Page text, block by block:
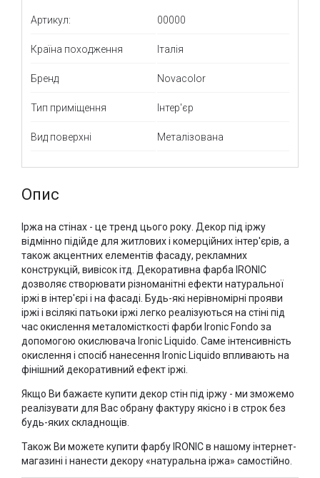
Артикул: 00000
Країна походження Італія
Бренд Novacolor
Тип приміщення Інтер'єр
Вид поверхні Металізована
Опис
Іржа на стінах - це тренд цього року. Декор під іржу
відмінно підійде для житлових і комерційних інтер'єрів, а
також акцентних елементів фасаду, рекламних
конструкцій, вивісок ітд. Декоративна фарба IRONIC
дозволяє створювати різноманітні ефекти натуральної
іржі в інтер'єрі і на фасаді. Будь-які нерівномірні прояви
іржі і всілякі патьоки іржі легко реалізуються на стіні під
час окислення металомісткості фарби Ironic Fondo за
допомогою окислювача Ironic Liquido. Саме інтенсивність
окислення і спосіб нанесення Ironic Liquido впливають на
фінішний декоративний ефект іржі.
Якщо Ви бажаєте купити декор стін під іржу - ми зможемо
реалізувати для Вас обрану фактуру якісно і в строк без
будь-яких складнощів.
Також Ви можете купити фарбу IRONIC в нашому інтернет-
магазині і нанести декору «натуральна іржа» самостійно.